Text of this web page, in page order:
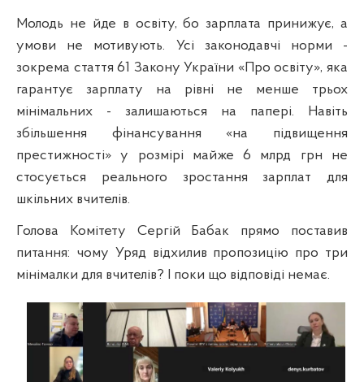
Молодь не йде в освіту, бо зарплата принижує, а
умови не мотивують. Усі законодавчі норми -
зокрема стаття 61 Закону України «Про освіту», яка
гарантує зарплату на рівні не менше трьох
мінімальних - залишаються на папері. Навіть
збільшення фінансування «на підвищення
престижності» у розмірі майже 6 млрд грн не
стосується реального зростання зарплат для
шкільних вчителів.
Голова Комітету Сергій Бабак прямо поставив
питання: чому Уряд відхилив пропозицію про три
мінімалки для вчителів? І поки що відповіді немає.